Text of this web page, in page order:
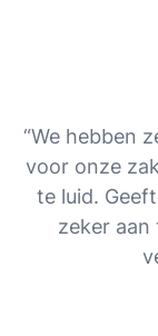
“We hebben
voor onze
te luid.
zeker aan